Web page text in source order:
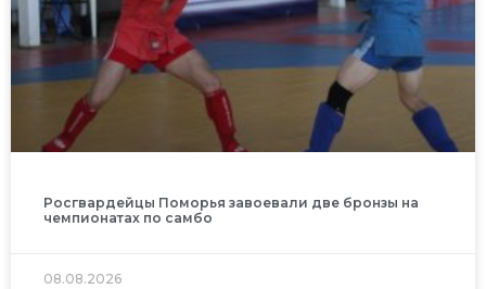
Росгвардейцы Поморья завоевали две бронзы на
чемпионатах по самбо
08.08.2026